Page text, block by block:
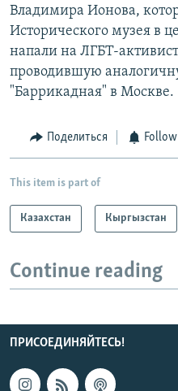
Владимира Ионова,
Исторического музея в
напали на ЛГБТ-
проводившую
"Баррикадная" в Москве.
Поделиться
This item is part of
Казахстан Кыргызстан
Continue reading
ПРИСОЕДИНЯЙТЕСЬ!